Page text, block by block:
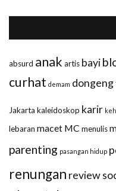
absurd anak artis bayi
curhat demam dongeng
Jakarta kaleidoskop karir
lebaran macet MC menulis
parenting pasangan hidup
renungan review